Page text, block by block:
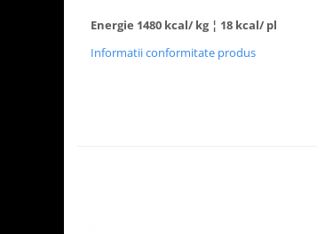
Energie 1480 kcal/ kg ¦ 18 kcal/ pl
Informatii conformitate produs